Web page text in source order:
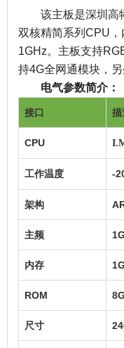
该主板是深圳高犐
双核精简系列CPU
1GHz。主板支持
持4G全网通模块，
电气参数简介：
接口 描
CPU
工作温度 -
架构
主频
内存
ROM
尺寸